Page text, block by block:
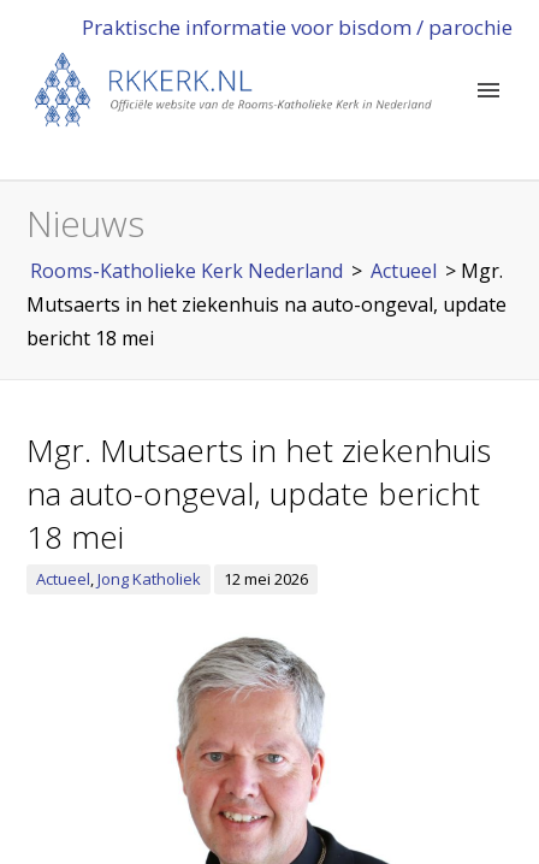
Praktische informatie voor bisdom / parochie
Nieuws
Rooms-Katholieke Kerk Nederland > Actueel > Mgr.
Mutsaerts in het ziekenhuis na auto-ongeval, update
bericht 18 mei
Mgr. Mutsaerts in het ziekenhuis
na auto-ongeval, update bericht
18 mei
Actueel,Jong Katholiek 12 mei 2026